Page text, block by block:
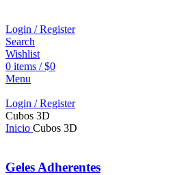
Login / Register
Search
Wishlist
0 items / $0
Menu
Login / Register
Cubos 3D
Inicio Cubos 3D
Geles Adherentes